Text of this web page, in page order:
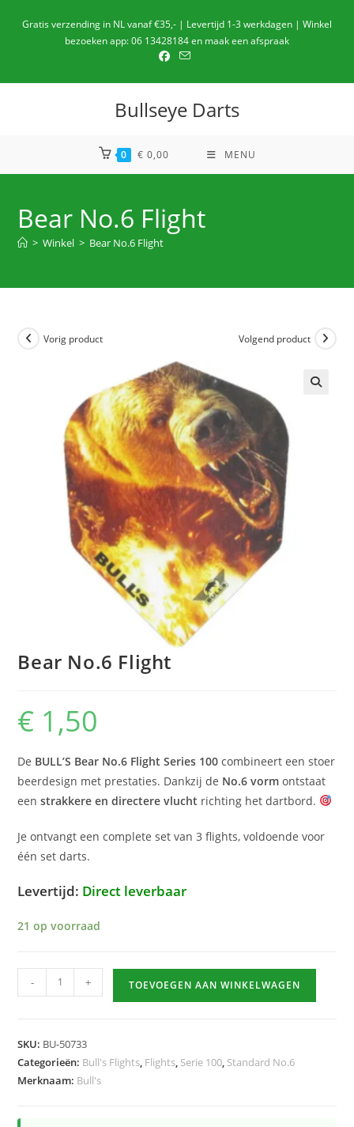
naarGratis verzending in NL vanaf €35,- | Levertijd 1-3 werkdagen | Winkel
bezoeken app: 06 13428184 en maak een afspraak
Bullseye Darts
0 € 0,00 MENU
Bear No.6 Flight
> Winkel > Bear No.6 Flight
Vorig product Volgend product
Bear No.6 Flight
€ 1,50
De BULL’S Bear No.6 Flight Series 100 combineert een stoer
beerdesign met prestaties. Dankzij de No.6 vorm ontstaat
eenstrakkere en directere vlucht richting het dartbord.
Je ontvangt een complete set van 3 flights, voldoende voor
één set darts.
Levertijd: Direct leverbaar
21 op voorraad
No.6
- + TOEVOEGEN AAN WINKELWAGEN
SKU: BU-50733
Categorieën: Bull's Flights, Flights, Serie 100, Standard No.6
Merknaam: Bull's